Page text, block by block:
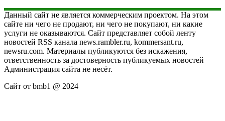
Данный сайт не является коммерческим проектом. На этом
сайте ни чего не продают, ни чего не покупают, ни какие
услуги не оказываются. Сайт представляет собой ленту
новостей RSS канала news.rambler.ru, kommersant.ru,
newsru.com. Материалы публикуются без искажения,
ответственность за достоверность публикуемых новостей
Администрация сайта не несёт.
Сайт от bmb1 @ 2024